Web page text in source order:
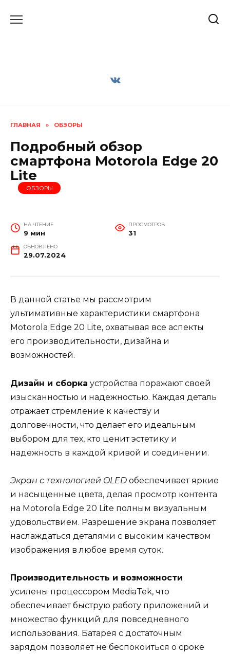
ГЛАВНАЯ » ОБЗОРЫ
Подробный обзор
смартфона Motorola Edge 20
Lite
ОБЗОРЫ
НА ЧТЕНИЕ
9 мин
ПРОСМОТРОВ
31
ОБНОВЛЕНО
29.07.2024
В данной статье мы рассмотрим
ультимативные характеристики смартфона
Motorola Edge 20 Lite, охватывая все аспекты
его производительности, дизайна и
возможностей.
Дизайн и сборка устройства поражают своей
изысканностью и надежностью. Каждая деталь
отражает стремление к качеству и
долговечности, что делает его идеальным
выбором для тех, кто ценит эстетику и
надежность в каждой кривой и соединении.
Экран с технологией OLED обеспечивает яркие
и насыщенные цвета, делая просмотр контента
на Motorola Edge 20 Lite полным визуальным
удовольствием. Разрешение экрана позволяет
наслаждаться деталями с высоким качеством
изображения в любое время суток.
Производительность и возможности
усилены процессором MediaTek, что
обеспечивает быструю работу приложений и
множество функций для повседневного
использования. Батарея с достаточным
зарядом позволяет не беспокоиться о сроке